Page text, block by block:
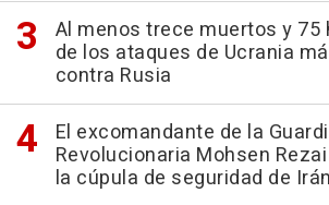
Al menos trece muertos y 75
de los ataques de Ucrania
contra Rusia
El excomandante de la
Revolucionaria Mohsen
la cúpula de seguridad de Irán